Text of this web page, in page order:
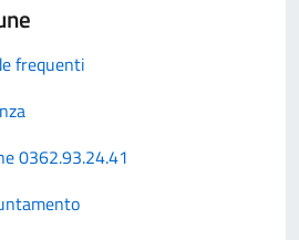
frequenti
0362.93.24.41